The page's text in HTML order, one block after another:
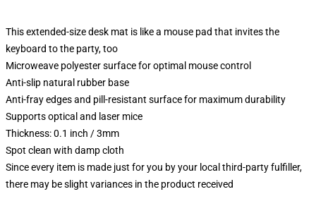
This extended-size desk mat is like a mouse pad that invites the
keyboard to the party, too
Microweave polyester surface for optimal mouse control
Anti-slip natural rubber base
Anti-fray edges and pill-resistant surface for maximum durability
Supports optical and laser mice
Thickness: 0.1 inch / 3mm
Spot clean with damp cloth
Since every item is made just for you by your local third-party fulfiller,
there may be slight variances in the product received